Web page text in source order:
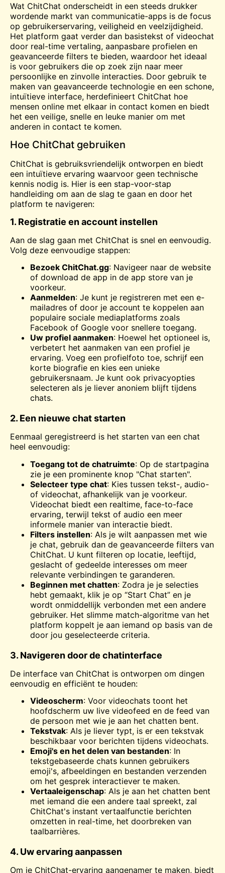
Wat ChitChat onderscheidt in een steeds drukker
wordende markt van communicatie-apps is de focus
op gebruikerservaring, veiligheid en veelzijdigheid.
Het platform gaat verder dan basistekst of videochat
door real-time vertaling, aanpasbare profielen en
geavanceerde filters te bieden, waardoor het ideaal
is voor gebruikers die op zoek zijn naar meer
persoonlijke en zinvolle interacties. Door gebruik te
maken van geavanceerde technologie en een schone,
intuïtieve interface, herdefinieert ChitChat hoe
mensen online met elkaar in contact komen en biedt
het een veilige, snelle en leuke manier om met
anderen in contact te komen.
Hoe ChitChat gebruiken
ChitChat is gebruiksvriendelijk ontworpen en biedt
een intuïtieve ervaring waarvoor geen technische
kennis nodig is. Hier is een stap-voor-stap
handleiding om aan de slag te gaan en door het
platform te navigeren:
1. Registratie en account instellen
Aan de slag gaan met ChitChat is snel en eenvoudig.
Volg deze eenvoudige stappen:
Bezoek ChitChat.gg: Navigeer naar de website
of download de app in de app store van je
voorkeur.
Aanmelden: Je kunt je registreren met een e-
mailadres of door je account te koppelen aan
populaire sociale mediaplatforms zoals
Facebook of Google voor snellere toegang.
Uw profiel aanmaken: Hoewel het optioneel is,
verbetert het aanmaken van een profiel je
ervaring. Voeg een profielfoto toe, schrijf een
korte biografie en kies een unieke
gebruikersnaam. Je kunt ook privacyopties
selecteren als je liever anoniem blijft tijdens
chats.
2. Een nieuwe chat starten
Eenmaal geregistreerd is het starten van een chat
heel eenvoudig:
Toegang tot de chatruimte: Op de startpagina
zie je een prominente knop "Chat starten".
Selecteer type chat: Kies tussen tekst-, audio-
of videochat, afhankelijk van je voorkeur.
Videochat biedt een realtime, face-to-face
ervaring, terwijl tekst of audio een meer
informele manier van interactie biedt.
Filters instellen: Als je wilt aanpassen met wie
je chat, gebruik dan de geavanceerde filters van
ChitChat. U kunt filteren op locatie, leeftijd,
geslacht of gedeelde interesses om meer
relevante verbindingen te garanderen.
Beginnen met chatten: Zodra je je selecties
hebt gemaakt, klik je op “Start Chat” en je
wordt onmiddellijk verbonden met een andere
gebruiker. Het slimme match-algoritme van het
platform koppelt je aan iemand op basis van de
door jou geselecteerde criteria.
3. Navigeren door de chatinterface
De interface van ChitChat is ontworpen om dingen
eenvoudig en efficiënt te houden:
Videoscherm: Voor videochats toont het
hoofdscherm uw live videofeed en de feed van
de persoon met wie je aan het chatten bent.
Tekstvak: Als je liever typt, is er een tekstvak
beschikbaar voor berichten tijdens videochats.
Emoji's en het delen van bestanden: In
tekstgebaseerde chats kunnen gebruikers
emoji's, afbeeldingen en bestanden verzenden
om het gesprek interactiever te maken.
Vertaaleigenschap: Als je aan het chatten bent
met iemand die een andere taal spreekt, zal
ChitChat's instant vertaalfunctie berichten
omzetten in real-time, het doorbreken van
taalbarrières.
4. Uw ervaring aanpassen
Om je ChitChat-ervaring aangenamer te maken, biedt